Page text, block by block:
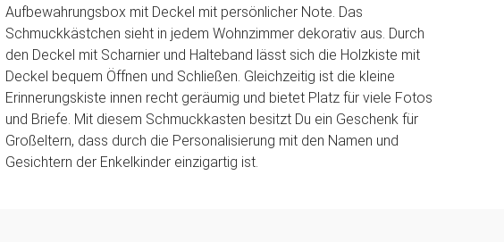
Aufbewahrungsbox mit Deckel mit persönlicher Note. Das
Schmuckkästchen sieht in jedem Wohnzimmer dekorativ aus. Durch
den Deckel mit Scharnier und Halteband lässt sich die Holzkiste mit
Deckel bequem Öffnen und Schließen. Gleichzeitig ist die kleine
Erinnerungskiste innen recht geräumig und bietet Platz für viele Fotos
und Briefe. Mit diesem Schmuckkasten besitzt Du ein Geschenk für
Großeltern, dass durch die Personalisierung mit den Namen und
Gesichtern der Enkelkinder einzigartig ist.